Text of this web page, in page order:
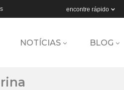
encontre rápido
NOTÍCIAS BLOG